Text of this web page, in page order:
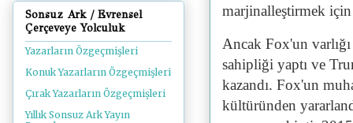
marjinalleştirmek
Ancak Fox'un
sahipliği yaptı ve
kazandı. Fox'un
kültüründen
Sonsuz Ark / Evrensel
Çerçeveye Yolculuk
Yazarların Özgeçmişleri
Konuk Yazarların Özgeçmişleri
Çırak Yazarların Özgeçmişleri
Yıllık Sonsuz Ark Yayın